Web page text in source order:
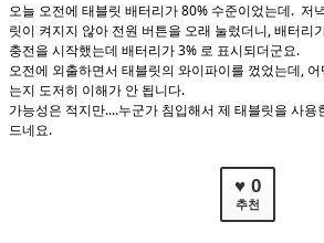
오늘 오전에 태블릿 배터리가 80% 수준이었는데. 저
릿이 켜지지 않아 전원 버튼을 오래 눌렀더니, 배터리
충전을 시작했는데 배터리가 3% 로 표시되더군요.
오전에 외출하면서 태블릿의 와이파이를 껐었는데,
는지 도저히 이해가 안 됩니다.
가능성은 적지만....누군가 침입해서 제 태블릿을 사용
드네요.
♥ 0
추천